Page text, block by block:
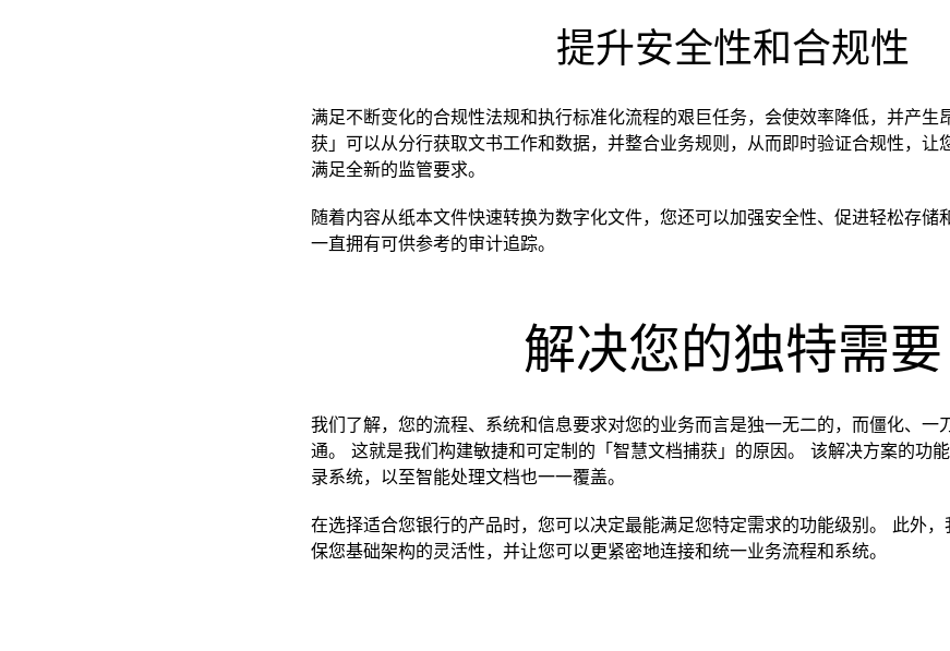
提升安全性和合规性
满足不断变化的合规性法规和执行标准化流程的艰巨任务，会使效率降低，并产生
获」可以从分行获取文书工作和数据，并整合业务规则，从而即时验证合规性，让
满足全新的监管要求。
随着内容从纸本文件快速转换为数字化文件，您还可以加强安全性、促进轻松存储
一直拥有可供参考的审计追踪。
解决您的独特需要
我们了解，您的流程、系统和信息要求对您的业务而言是独一无二的，而僵化、一
通。 这就是我们构建敏捷和可定制的「智慧文档捕获」的原因。 该解决方案的功
录系统，以至智能处理文档也一一覆盖。
在选择适合您银行的产品时，您可以决定最能满足您特定需求的功能级别。 此外
保您基础架构的灵活性，并让您可以更紧密地连接和统一业务流程和系统。